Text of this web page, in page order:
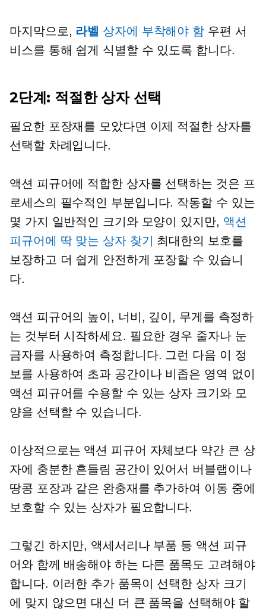
마지막으로, 라벨 상자에 부착해야 함 우편 서
비스를 통해 쉽게 식별할 수 있도록 합니다.
2단계: 적절한 상자 선택
필요한 포장재를 모았다면 이제 적절한 상자를
선택할 차례입니다.
액션 피규어에 적합한 상자를 선택하는 것은 프
로세스의 필수적인 부분입니다. 작동할 수 있는
몇 가지 일반적인 크기와 모양이 있지만, 액션
피규어에 딱 맞는 상자 찾기
최대한의 보호를
보장하고 더 쉽게 안전하게 포장할 수 있습니
다.
액션 피규어의 높이, 너비, 깊이, 무게를 측정하
는 것부터 시작하세요. 필요한 경우 줄자나 눈
금자를 사용하여 측정합니다. 그런 다음 이 정
보를 사용하여 초과 공간이나 비좁은 영역 없이
액션 피규어를 수용할 수 있는 상자 크기와 모
양을 선택할 수 있습니다.
이상적으로는 액션 피규어 자체보다 약간 큰 상
자에 충분한 흔들림 공간이 있어서 버블랩이나
땅콩 포장과 같은 완충재를 추가하여 이동 중에
보호할 수 있는 상자가 필요합니다.
그렇긴 하지만, 액세서리나 부품 등 액션 피규
어와 함께 배송해야 하는 다른 품목도 고려해야
합니다. 이러한 추가 품목이 선택한 상자 크기
에 맞지 않으면 대신 더 큰 품목을 선택해야 할